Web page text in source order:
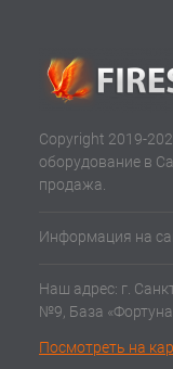
Copyright 2019-
оборудование в
продажа.
Информация на
Наш адрес: г.
№9, База
Посмотреть на